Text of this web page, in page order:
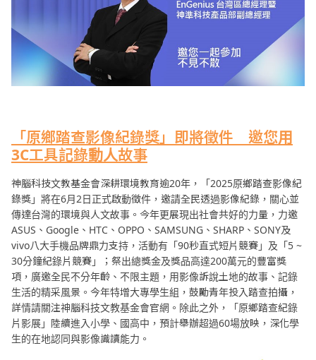
「原鄉踏查影像紀錄獎」即將徵件 邀您用
3C工具記錄動人故事
神腦科技文教基金會深耕環境教育逾20年，「2025原鄉踏查影像紀
錄獎」將在6月2日正式啟動徵件，邀請全民透過影像紀錄，關心並
傳達台灣的環境與人文故事。今年更展現出社會共好的力量，力邀
ASUS、Google、HTC、OPPO、SAMSUNG、SHARP、SONY及
vivo八大手機品牌鼎力支持，活動有「90秒直式短片競賽」及「5 ~
30分鐘紀錄片競賽」；祭出總獎金及獎品高達200萬元的豐富獎
項，廣邀全民不分年齡、不限主題，用影像訴說土地的故事、記錄
生活的精采風景。今年特增大專學生組，鼓勵青年投入踏查拍攝，
詳情請關注神腦科技文教基金會官網。除此之外，「原鄉踏查紀錄
片影展」陸續進入小學、國高中，預計舉辦超過60場放映，深化學
生的在地認同與影像識讀能力。